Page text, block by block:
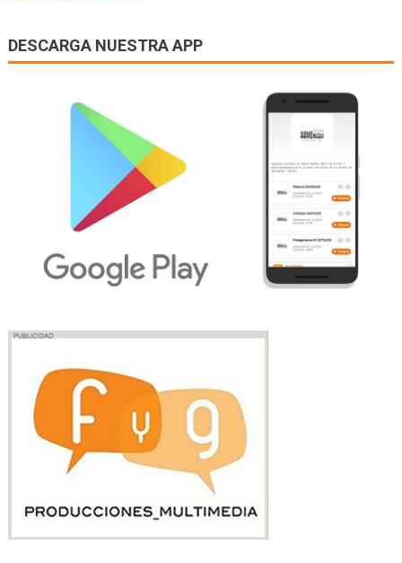
DESCARGA NUESTRA APP